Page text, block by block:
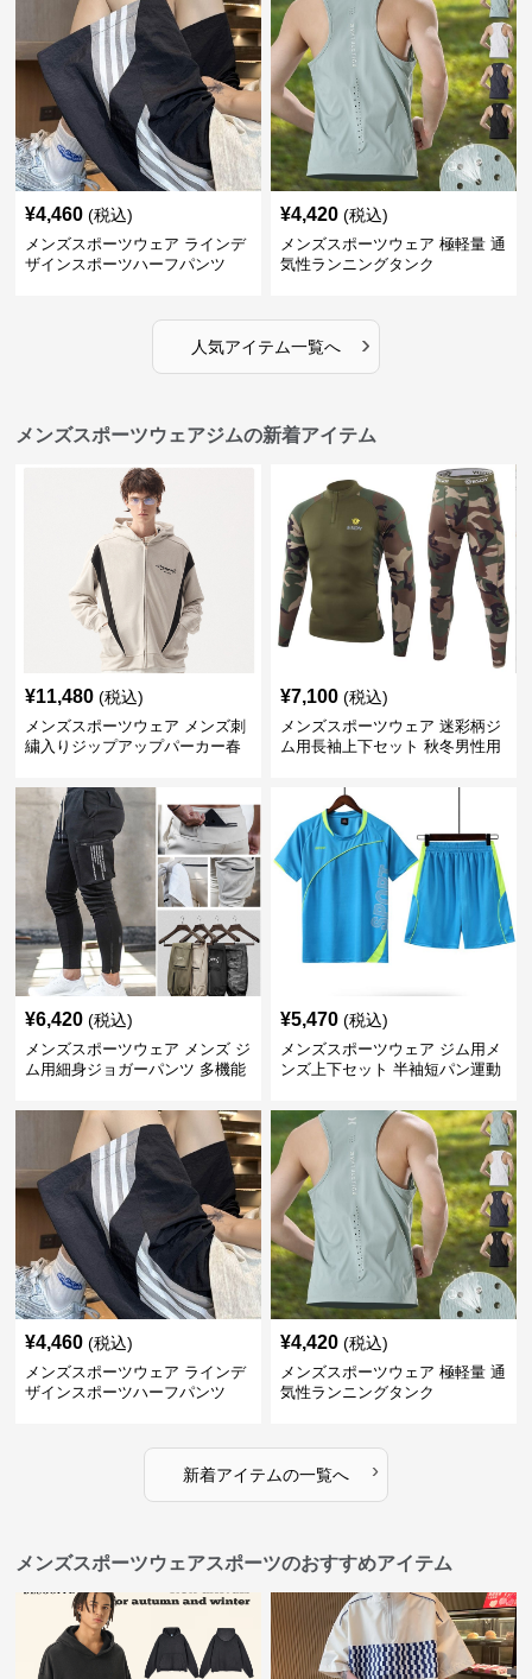
¥4,460 (税込)
メンズスポーツウェア ラインデ
ザインスポーツハーフパンツ
¥4,420 (税込)
メンズスポーツウェア 極軽量 通
気性ランニングタンク
人気アイテム一覧へ ›
メンズスポーツウェアジムの新着アイテム
¥11,480 (税込)
メンズスポーツウェア メンズ刺
繍入りジップアップパーカー春
¥7,100 (税込)
メンズスポーツウェア 迷彩柄ジ
ム用長袖上下セット 秋冬男性用
¥6,420 (税込)
メンズスポーツウェア メンズ ジ
ム用細身ジョガーパンツ 多機能
¥5,470 (税込)
メンズスポーツウェア ジム用メ
ンズ上下セット 半袖短パン運動
¥4,460 (税込)
メンズスポーツウェア ラインデ
ザインスポーツハーフパンツ
¥4,420 (税込)
メンズスポーツウェア 極軽量 通
気性ランニングタンク
新着アイテムの一覧へ ›
メンズスポーツウェアスポーツのおすすめアイテム